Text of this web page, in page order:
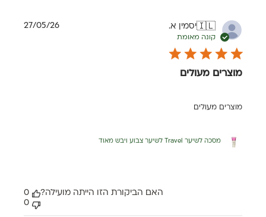
🇮🇱יסמין א.
קונה מאומת
מוצרים מעולים
מוצרים מעולים
מסכה לשיער Travel לשיער צבוע ויבש מאוד
תאריך27/05/26
האם הביקורת הזו הייתה מועילה?
0
0